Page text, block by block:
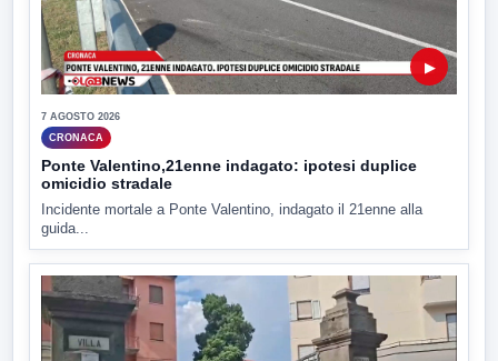
▶
7 AGOSTO 2026
CRONACA
Ponte Valentino,21enne indagato: ipotesi duplice
omicidio stradale
Incidente mortale a Ponte Valentino, indagato il 21enne alla
guida...